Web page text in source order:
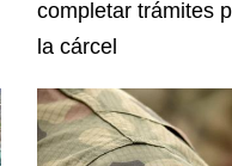
completar trámites
la cárcel